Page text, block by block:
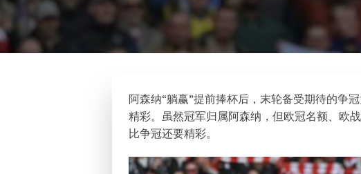
阿森纳“躺赢”提前捧杯后，末轮备受期待的争
精彩。虽然冠军归属阿森纳，但欧冠名额、欧
比争冠还要精彩。